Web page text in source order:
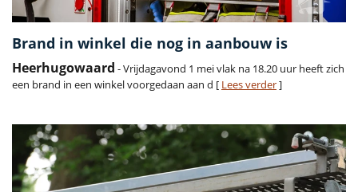
Brand in winkel die nog in aanbouw is
Heerhugowaard - Vrijdagavond 1 mei vlak na 18.20 uur heeft zich
een brand in een winkel voorgedaan aan d [ Lees verder]